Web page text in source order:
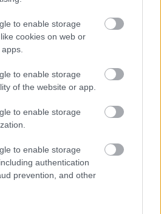
to enable storage
cookies on web or
to enable storage
of the website or app.
to enable storage
to enable storage
authentication
prevention, and other